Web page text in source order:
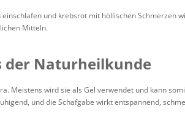
und krebsrot mit höllischen Schmerzen
Mitteln.
der Naturheilkunde
Meistens wird sie als Gel verwendet und kann
und die Schafgabe wirkt entspannend,